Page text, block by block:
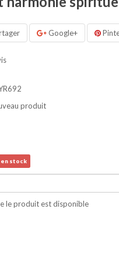
Google+
produit
stock
le produit est disponible